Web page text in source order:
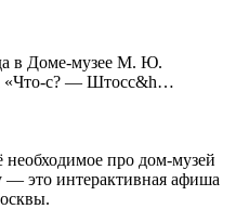
в Доме-музее М. Ю.
«Что-с? — Штосс&h…
необходимое про дом-музей
это интерактивная афиша